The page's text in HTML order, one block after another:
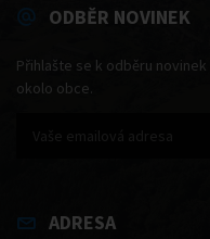
ODBĚR NOVINEK
Přihlašte se k odběru
okolo obce.
ADRESA